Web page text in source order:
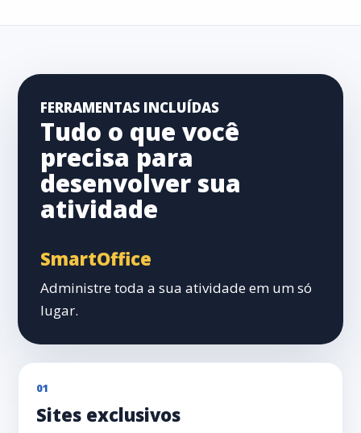
FERRAMENTAS INCLUÍDAS
Tudo o que você
precisa para
desenvolver sua
atividade
SmartOffice
Administre toda a sua atividade em um só
lugar.
01
Sites exclusivos